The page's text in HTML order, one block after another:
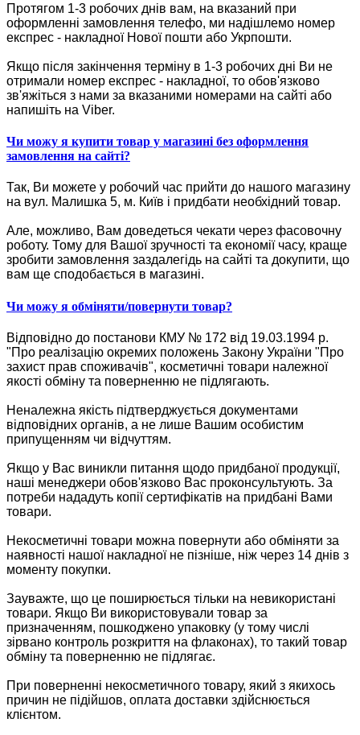
Протягом 1-3 робочих днів вам, на вказаний при
оформленні замовлення телефо, ми надішлемо номер
експрес - накладної Нової пошти або Укрпошти.
Якщо після закінчення терміну в 1-3 робочих дні Ви не
отримали номер експрес - накладної, то обов'язково
зв'яжіться з нами за вказаними номерами на сайті або
напишіть на Viber.
Чи можу я купити товар у магазині без оформлення
замовлення на сайті?
Так, Ви можете у робочий час прийти до нашого магазину
на вул. Малишка 5, м. Київ і придбати необхідний товар.
Але, можливо, Вам доведеться чекати через фасовочну
роботу. Тому для Вашої зручності та економії часу, краще
зробити замовлення заздалегідь на сайті та докупити, що
вам ще сподобається в магазині.
Чи можу я обміняти/повернути товар?
Відповідно до постанови КМУ № 172 від 19.03.1994 р.
"Про реалізацію окремих положень Закону України "Про
захист прав споживачів", косметичні товари належної
якості обміну та поверненню не підлягають.
Неналежна якість підтверджується документами
відповідних органів, а не лише Вашим особистим
припущенням чи відчуттям.
Якщо у Вас виникли питання щодо придбаної продукції,
наші менеджери обов'язково Вас проконсультують. За
потреби нададуть копії сертифікатів на придбані Вами
товари.
Некосметичні товари можна повернути або обміняти за
наявності нашої накладної не пізніше, ніж через 14 днів з
моменту покупки.
Зауважте, що це поширюється тільки на невикористані
товари. Якщо Ви використовували товар за
призначенням, пошкоджено упаковку (у тому числі
зірвано контроль розкриття на флаконах), то такий товар
обміну та поверненню не підлягає.
При поверненні некосметичного товару, який з якихось
причин не підійшов, оплата доставки здійснюється
клієнтом.